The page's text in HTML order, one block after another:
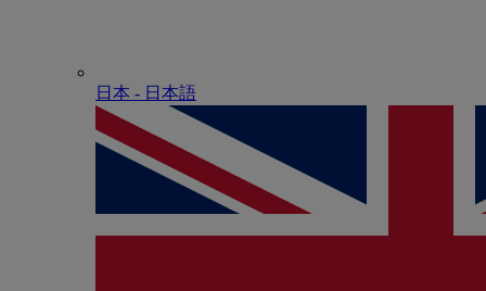
日本 - ⽇本語